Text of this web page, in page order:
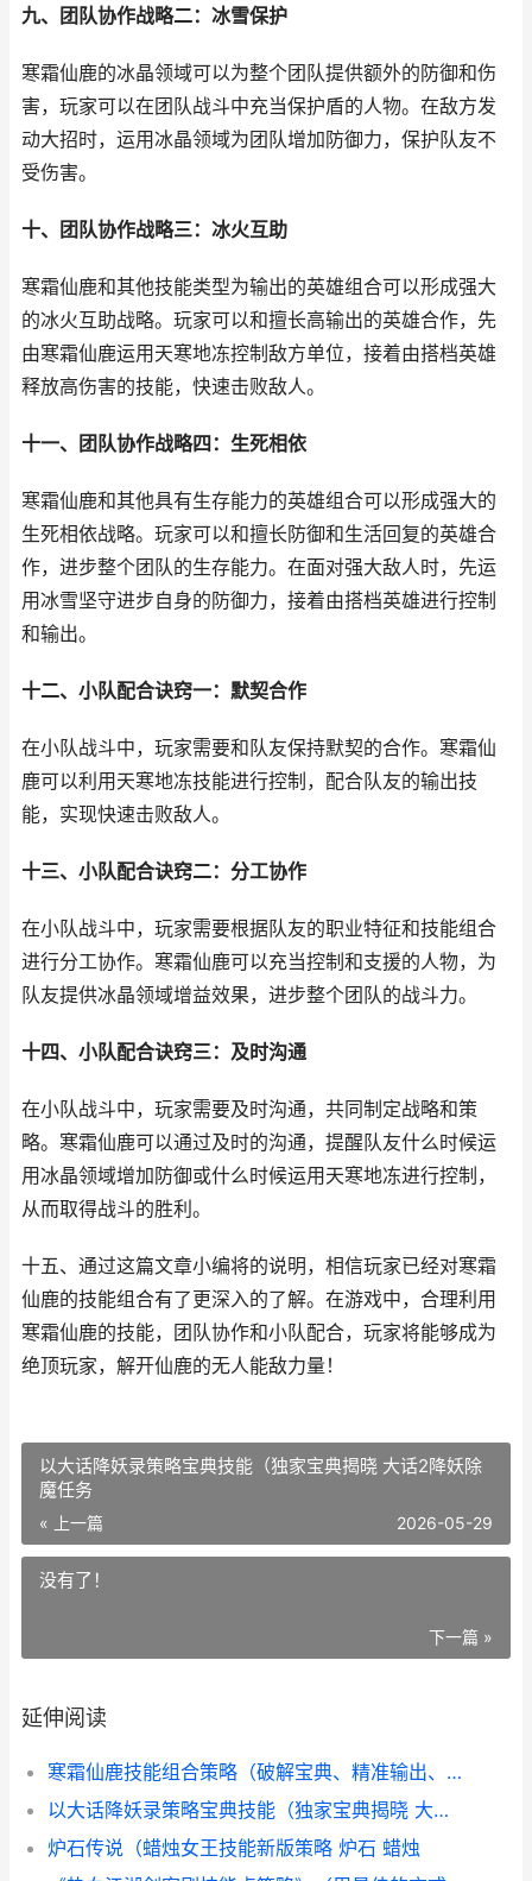
九、团队协作战略二：冰雪保护
寒霜仙鹿的冰晶领域可以为整个团队提供额外的防御和伤
害，玩家可以在团队战斗中充当保护盾的人物。在敌方发
动大招时，运用冰晶领域为团队增加防御力，保护队友不
受伤害。
十、团队协作战略三：冰火互助
寒霜仙鹿和其他技能类型为输出的英雄组合可以形成强大
的冰火互助战略。玩家可以和擅长高输出的英雄合作，先
由寒霜仙鹿运用天寒地冻控制敌方单位，接着由搭档英雄
释放高伤害的技能，快速击败敌人。
十一、团队协作战略四：生死相依
寒霜仙鹿和其他具有生存能力的英雄组合可以形成强大的
生死相依战略。玩家可以和擅长防御和生活回复的英雄合
作，进步整个团队的生存能力。在面对强大敌人时，先运
用冰雪坚守进步自身的防御力，接着由搭档英雄进行控制
和输出。
十二、小队配合诀窍一：默契合作
在小队战斗中，玩家需要和队友保持默契的合作。寒霜仙
鹿可以利用天寒地冻技能进行控制，配合队友的输出技
能，实现快速击败敌人。
十三、小队配合诀窍二：分工协作
在小队战斗中，玩家需要根据队友的职业特征和技能组合
进行分工协作。寒霜仙鹿可以充当控制和支援的人物，为
队友提供冰晶领域增益效果，进步整个团队的战斗力。
十四、小队配合诀窍三：及时沟通
在小队战斗中，玩家需要及时沟通，共同制定战略和策
略。寒霜仙鹿可以通过及时的沟通，提醒队友什么时候运
用冰晶领域增加防御或什么时候运用天寒地冻进行控制，
从而取得战斗的胜利。
十五、通过这篇文章小编将的说明，相信玩家已经对寒霜
仙鹿的技能组合有了更深入的了解。在游戏中，合理利用
寒霜仙鹿的技能，团队协作和小队配合，玩家将能够成为
绝顶玩家，解开仙鹿的无人能敌力量！
以大话降妖录策略宝典技能（独家宝典揭晓 大话2降妖除
魔任务
« 上一篇 2026-05-29
没有了！
下一篇 »
延伸阅读
寒霜仙鹿技能组合策略（破解宝典、精准输出、团队合作 寒霜值得买吗
以大话降妖录策略宝典技能（独家宝典揭晓 大话2降妖除魔任务
炉石传说（蜡烛女王技能新版策略 炉石 蜡烛